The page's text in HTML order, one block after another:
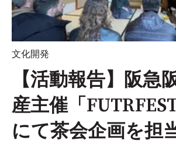
文化開発
【活動報告】阪急
産主催「
にて茶会企画を担